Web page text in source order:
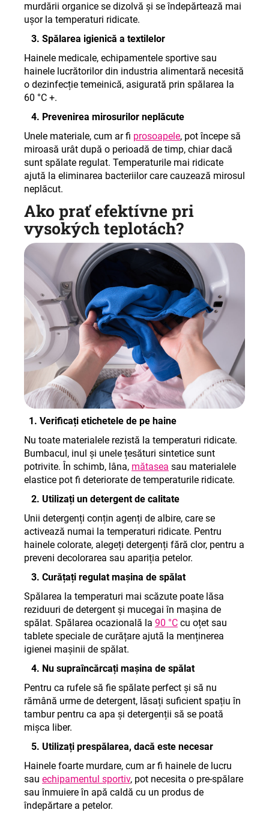
murdării organice se dizolvă și se îndepărtează mai
ușor la temperaturi ridicate.
3. Spălarea igienică a textilelor
Hainele medicale, echipamentele sportive sau
hainele lucrătorilor din industria alimentară necesită
o dezinfecție temeinică, asigurată prin spălarea la
60 °C +.
4. Prevenirea mirosurilor neplăcute
Unele materiale, cum ar fi prosoapele, pot începe să
miroasă urât după o perioadă de timp, chiar dacă
sunt spălate regulat. Temperaturile mai ridicate
ajută la eliminarea bacteriilor care cauzează mirosul
neplăcut.
Ako prať efektívne pri
vysokých teplotách?
1. Verificați etichetele de pe haine
Nu toate materialele rezistă la temperaturi ridicate.
Bumbacul, inul și unele țesături sintetice sunt
potrivite. În schimb, lâna, mătasea sau materialele
elastice pot fi deteriorate de temperaturile ridicate.
2. Utilizați un detergent de calitate
Unii detergenți conțin agenți de albire, care se
activează numai la temperaturi ridicate. Pentru
hainele colorate, alegeți detergenți fără clor, pentru a
preveni decolorarea sau apariția petelor.
3. Curățați regulat mașina de spălat
Spălarea la temperaturi mai scăzute poate lăsa
reziduuri de detergent și mucegai în mașina de
spălat. Spălarea ocazională la 90 °C cu oțet sau
tablete speciale de curățare ajută la menținerea
igienei mașinii de spălat.
4. Nu supraîncărcați mașina de spălat
Pentru ca rufele să fie spălate perfect și să nu
rămână urme de detergent, lăsați suficient spațiu în
tambur pentru ca apa și detergenții să se poată
mișca liber.
5. Utilizați prespălarea, dacă este necesar
Hainele foarte murdare, cum ar fi hainele de lucru
sau echipamentul sportiv, pot necesita o pre-spălare
sau înmuiere în apă caldă cu un produs de
îndepărtare a petelor.